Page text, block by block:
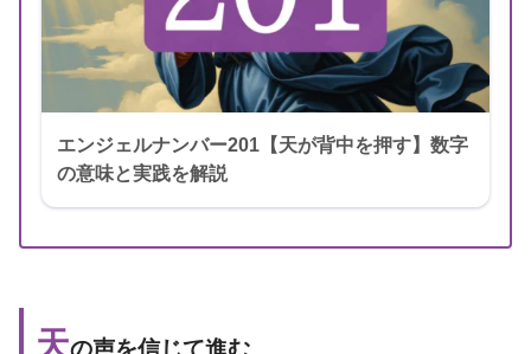
エンジェルナンバー201【天が背中を押す】数字
の意味と実践を解説
天の声を信じて進む